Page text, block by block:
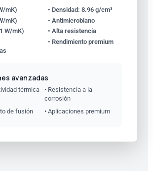
mK)
mK)
W/mK)
• Densidad: 8.96 g/cm³
• Antimicrobiano
• Alta resistencia
• Rendimiento premium
avanzadas
térmica
• Resistencia a la
corrosión
de fusión
• Aplicaciones premium